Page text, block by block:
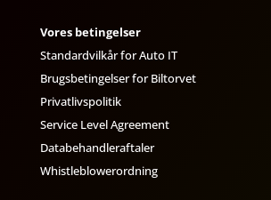
Vores betingelser
Standardvilkår for Auto IT
Brugsbetingelser for Biltorvet
Privatlivspolitik
Service Level Agreement
Databehandleraftaler
Whistleblowerordning